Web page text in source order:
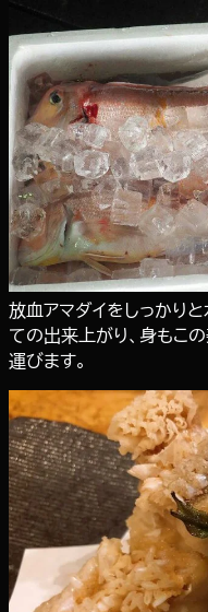
放血アマダイをしっかり
ての出来上がり、身もこ
運びます。